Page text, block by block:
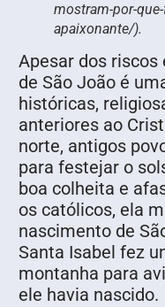
mostram-por-
apaixonante/).
Apesar dos riscos
de São João é
históricas,
anteriores ao
norte, antigos
para festejar o
boa colheita e
os católicos, ela
nascimento de
Santa Isabel fez
montanha para
ele havia nascido.